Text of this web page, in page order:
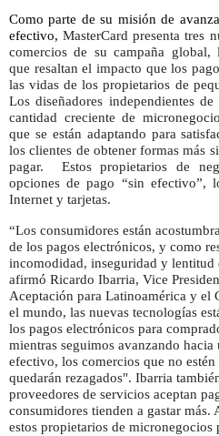
Como parte de su misión de
efectivo, MasterCard presenta tres
comercios de su campaña global,
que resaltan el impacto que los
las vidas de los propietarios de
Los diseñadores independientes
cantidad creciente de
que se están adaptando para
los clientes de obtener formas más
pagar.
Estos propietarios de
opciones de pago “sin efectivo”,
Internet y tarjetas.
“Los consumidores están
de los pagos electrónicos, y como
incomodidad, inseguridad y
afirmó Ricardo Ibarria, Vice
Aceptación para Latinoamérica y el
el mundo, las nuevas tecnologías
los pagos electrónicos para
mientras seguimos avanzando
efectivo, los comercios que no estén
quedarán rezagados". Ibarria
proveedores de servicios aceptan
consumidores tienden a gastar más.
estos propietarios de micronegocios